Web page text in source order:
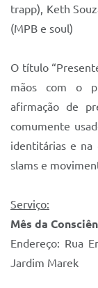
trapp), Keth
(MPB e soul)
O título
mãos com o
afirmação de
comumente
identitárias e na
slams e
Serviço:
Mês da
Endereço: Rua
Jardim Marek